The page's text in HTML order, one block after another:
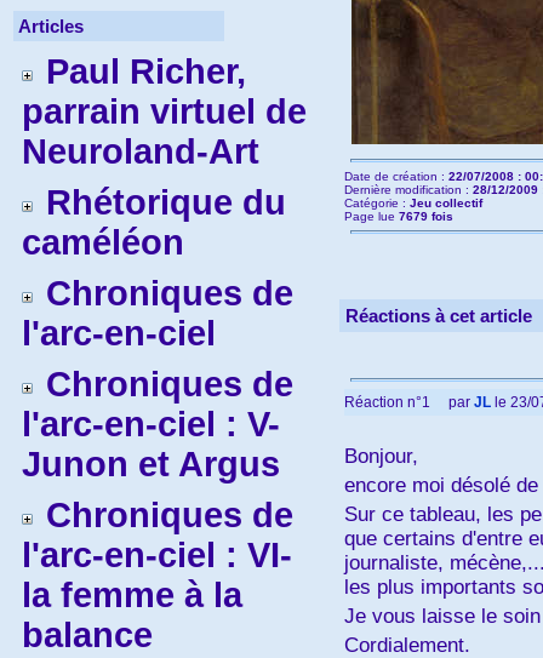
Articles
Paul Richer,
parrain virtuel de
Neuroland-Art
Rhétorique du
caméléon
Chroniques de
l'arc-en-ciel
Chroniques de
l'arc-en-ciel : V-
Junon et Argus
Chroniques de
l'arc-en-ciel : VI-
la femme à la
balance
Date de création : 22/07/2008 :
Dernière modification : 28/12/2009
Catégorie : Jeu collectif
Page lue 7679 fois
Réactions à cet article
Réaction n°1 par JL le 23/
Bonjour,
encore moi désolé
Sur ce tableau, les
que certains d'entre
journaliste,
les plus importants
Je vous laisse le
Cordialement.